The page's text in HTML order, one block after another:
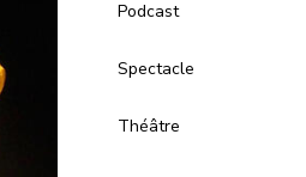
Podcast
Spectacle
Théâtre